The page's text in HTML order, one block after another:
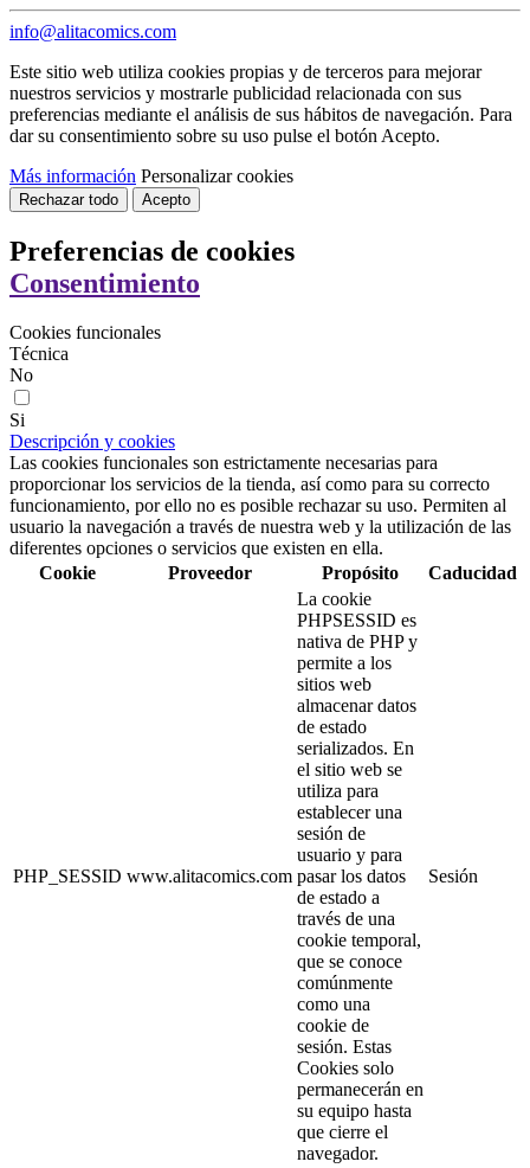
info@alitacomics.com
Este sitio web utiliza cookies propias y de terceros para mejorar
nuestros servicios y mostrarle publicidad relacionada con sus
preferencias mediante el análisis de sus hábitos de navegación. Para
dar su consentimiento sobre su uso pulse el botón Acepto.
Más información Personalizar cookies
Rechazar todo Acepto
Preferencias de cookies
Consentimiento
Cookies funcionales
Técnica
No
Si
Descripción y cookies
Las cookies funcionales son estrictamente necesarias para
proporcionar los servicios de la tienda, así como para su correcto
funcionamiento, por ello no es posible rechazar su uso. Permiten al
usuario la navegación a través de nuestra web y la utilización de las
diferentes opciones o servicios que existen en ella.
Cookie
Proveedor Propósito Caducidad
PHP_SESSID www.alitacomics.com
La cookie
PHPSESSID es
nativa de PHP y
permite a los
sitios web
almacenar datos
de estado
serializados. En
el sitio web se
utiliza para
establecer una
sesión de
usuario y para
pasar los datos
de estado a
través de una
cookie temporal,
que se conoce
comúnmente
como una
cookie de
sesión. Estas
Cookies solo
permanecerán en
su equipo hasta
que cierre el
navegador.
Sesión